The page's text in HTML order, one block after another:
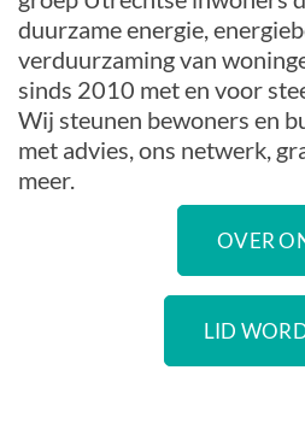
duurzame energie,
verduurzaming van
sinds 2010 met en voor
Wij steunen bewoners en
met advies, ons netwerk,
meer.
OVER
LID